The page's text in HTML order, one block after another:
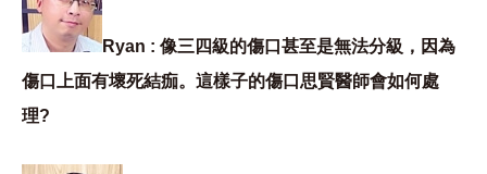
Ryan : 像三四級的傷口甚至是無法分級，因為
傷口上面有壞死結痂。這樣子的傷口思賢醫師會如何處
理?